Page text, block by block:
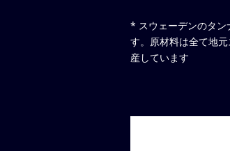
* スウェーデンのタン
す。原材料は全て地
産しています